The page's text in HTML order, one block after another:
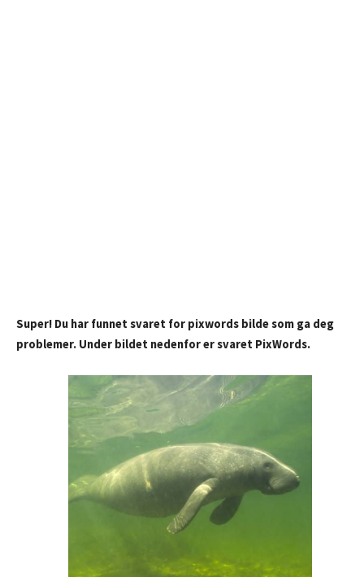
Super! Du har funnet svaret for pixwords bilde som ga deg
problemer. Under bildet nedenfor er svaret PixWords.